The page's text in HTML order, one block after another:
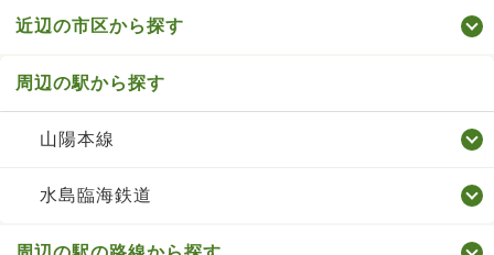
近辺の市区から探す
周辺の駅から探す
山陽本線
水島臨海鉄道